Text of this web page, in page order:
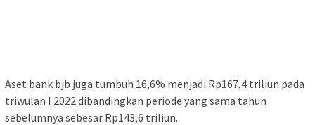
Aset bank bjb juga tumbuh 16,6% menjadi Rp167,4 triliun pada
triwulan I 2022 dibandingkan periode yang sama tahun
sebelumnya sebesar Rp143,6 triliun.